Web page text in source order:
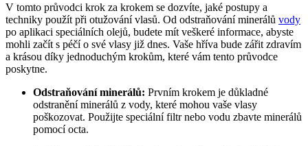
V tomto průvodci krok za krokem se dozvíte, jaké postupy a
techniky použít při otužování vlasů. Od odstraňování minerálů vody
po aplikaci speciálních olejů, budete mít veškeré informace, abyste
mohli začít s péčí o své vlasy již dnes. Vaše hříva bude zářit zdravím
a krásou díky jednoduchým krokům, které vám tento průvodce
poskytne.
Odstraňování minerálů: Prvním krokem je důkladné
odstranění minerálů z vody, které mohou vaše vlasy
poškozovat. Použijte speciální filtr nebo vodu zbavte minerálů
pomocí octa.